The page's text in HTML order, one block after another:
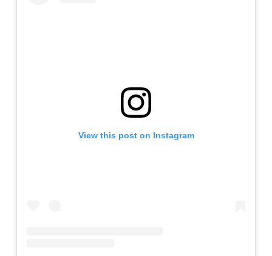
View this post on Instagram